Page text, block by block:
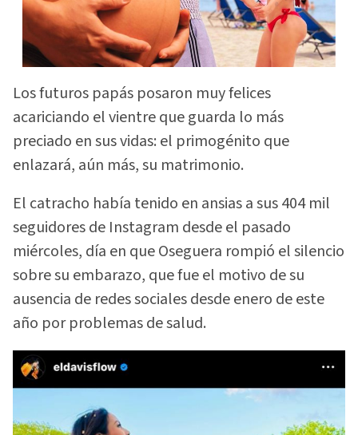
Los futuros papás posaron muy felices
acariciando el vientre que guarda lo más
preciado en sus vidas: el primogénito que
enlazará, aún más, su matrimonio.
El catracho había tenido en ansias a sus 404 mil
seguidores de Instagram desde el pasado
miércoles, día en que Oseguera rompió el silencio
sobre su embarazo, que fue el motivo de su
ausencia de redes sociales desde enero de este
año por problemas de salud.